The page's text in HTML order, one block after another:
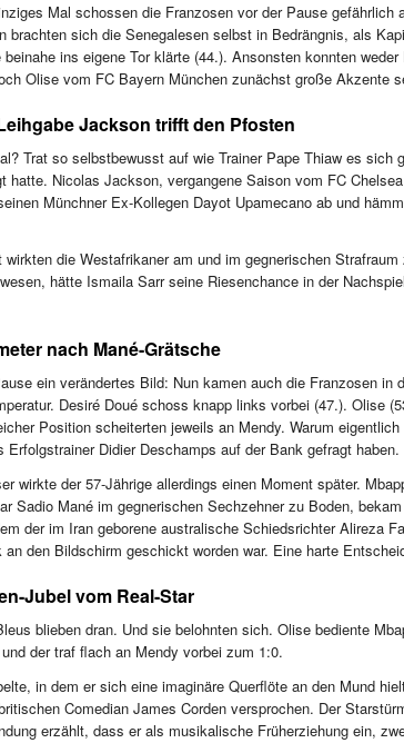
Mal schossen die Franzosen vor der Pause gefährlich
brachten sich die Senegalesen selbst in Bedrängnis, als
beinahe ins eigene Tor klärte (44.). Ansonsten konnten
Olise vom FC Bayern München zunächst große Akzente
Jackson trifft den Pfosten
Trat so selbstbewusst auf wie Trainer Pape Thiaw es sich
hatte. Nicolas Jackson, vergangene Saison vom FC
Münchner Ex-Kollegen Dayot Upamecano ab und
die Westafrikaner am und im gegnerischen
hätte Ismaila Sarr seine Riesenchance in der
nach Mané-Grätsche
ein verändertes Bild: Nun kamen auch die Franzosen in
Desiré Doué schoss knapp links vorbei (47.). Olise
Position scheiterten jeweils an Mendy. Warum
Erfolgstrainer Didier Deschamps auf der Bank gefragt haben.
wirkte der 57-Jährige allerdings einen Moment später.
Sadio Mané im gegnerischen Sechzehner zu Boden,
der im Iran geborene australische Schiedsrichter Alireza
an den Bildschirm geschickt worden war. Eine harte
Jubel vom Real-Star
blieben dran. Und sie belohnten sich. Olise bediente
der traf flach an Mendy vorbei zum 1:0.
in dem er sich eine imaginäre Querflöte an den Mund
Comedian James Corden versprochen. Der
erzählt, dass er als musikalische Früherziehung ein,